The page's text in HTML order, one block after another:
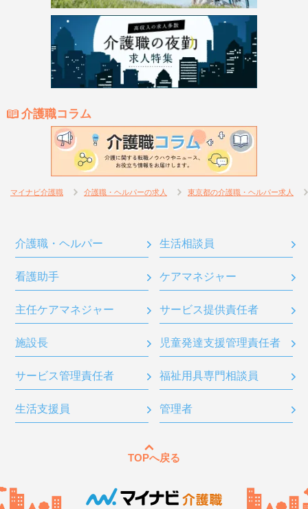
介護職コラム
マイナビ介護職 介護職・ヘルパーの求人 東京都の介護職・ヘルパー求人
介護職・ヘルパー 生活相談員
看護助手 ケアマネジャー
主任ケアマネジャー サービス提供責任者
施設長 児童発達支援管理責任者
サービス管理責任者 福祉用具専門相談員
生活支援員 管理者
TOPへ戻る